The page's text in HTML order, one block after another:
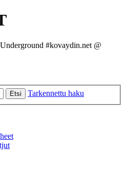
#kovaydin.net @
Etsi Tarkennettu haku